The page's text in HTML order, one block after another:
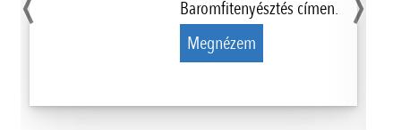
Baromfitenyésztés címen.
Megnézem